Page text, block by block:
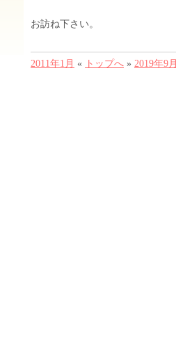
お訪ね下さい。
2011年1月 « トップへ » 2019年9月